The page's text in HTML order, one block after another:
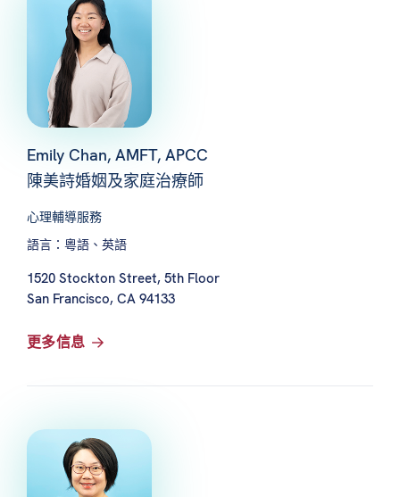
Emily Chan, AMFT, APCC
陳美詩婚姻及家庭治療師
心理輔導服務
語言：粵語、英語
1520 Stockton Street, 5th Floor
San Francisco, CA 94133
更多信息